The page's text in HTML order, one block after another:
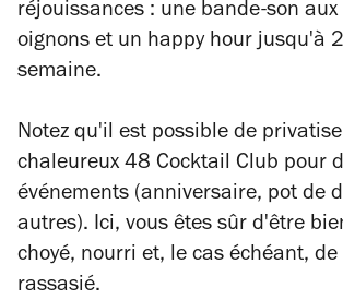
réjouissances : une bande-son
oignons et un happy hour jusqu'à
semaine.
Notez qu'il est possible de
chaleureux 48 Cocktail Club pour
événements (anniversaire, pot de
autres). Ici, vous êtes sûr d'être
choyé, nourri et, le cas échéant,
rassasié.